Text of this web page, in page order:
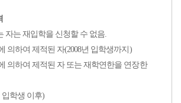
자는 재입학을 신청할 수 없음.
의하여 제적된 자(2008년 입학생까지)
의하여 제적된 자 또는 재학연한을 연장한
입학생 이후)